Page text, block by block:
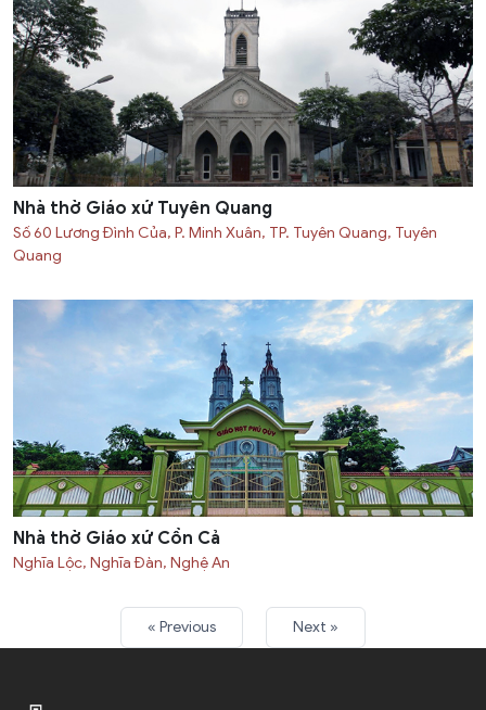
Nhà thờ Giáo xứ Tuyên Quang
Số 60 Lương Đình Của, P. Minh Xuân, TP. Tuyên Quang, Tuyên
Quang
Nhà thờ Giáo xứ Cồn Cả
Nghĩa Lộc, Nghĩa Đàn, Nghệ An
« Previous Next »